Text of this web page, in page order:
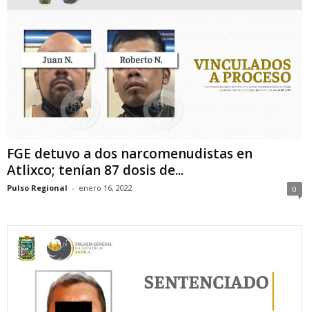
FGE detuvo a dos narcomenudistas en
Atlixco; tenían 87 dosis de...
Pulso Regional - enero 16, 2022 0